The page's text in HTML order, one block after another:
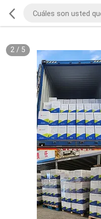
2/ 5